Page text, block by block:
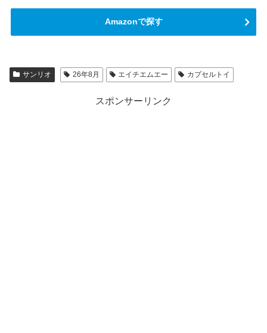
Amazonで探す
サンリオ 26年8月 エイチエムエー カプセルトイ
スポンサーリンク